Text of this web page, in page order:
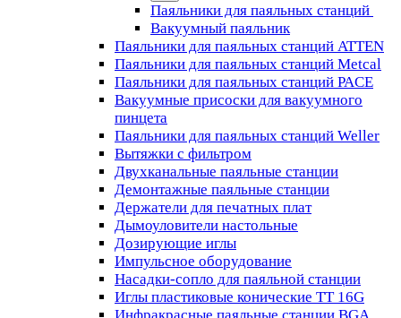
Паяльники для паяльных станций
Вакуумный паяльник
Паяльники для паяльных станций ATTEN
Паяльники для паяльных станций Metcal
Паяльники для паяльных станций PACE
Вакуумные присоски для вакуумного
пинцета
Паяльники для паяльных станций Weller
Вытяжки с фильтром
Двухканальные паяльные станции
Демонтажные паяльные станции
Держатели для печатных плат
Дымоуловители настольные
Дозирующие иглы
Импульсное оборудование
Насадки-сопло для паяльной станции
Иглы пластиковые конические TT 16G
Инфракрасные паяльные станции BGA